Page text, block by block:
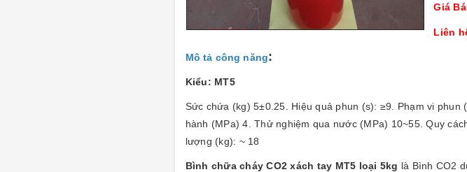
Giá
Liên
Mô tả công năng:
Kiểu: MT5
Sức chứa (kg) 5±0.25. Hiệu quả phun (s): ≥9. Phạm vi
hành (MPa) 4. Thử nghiệm qua nước (MPa) 10~55. Quy
lượng (kg): ~ 18
Bình chữa cháy CO2 xách tay MT5 loại 5kg là Bình CO2